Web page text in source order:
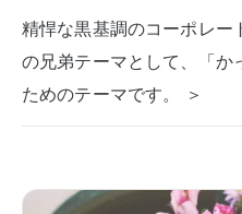
精悍な黒基調のコーポレ
の兄弟テーマとして、「
ためのテーマです。 ＞